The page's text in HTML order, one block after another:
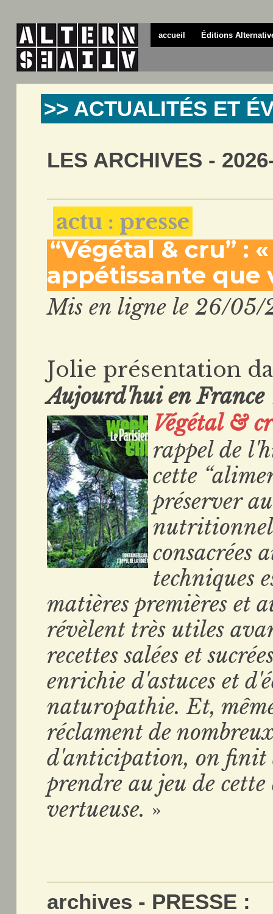
accueil Éditions
>> ACTUALITÉS ET
LES ARCHIVES -
actu : presse
“Végétal & cru” :
appétissante que
Mis en ligne le 26/05/
Jolie présentation
Aujourd'hui en France
Végétal &
rappel de
cette
préserver
consacrées
techniques
matières premières et
révèlent très utiles
recettes salées et
enrichie d'astuces et
naturopathie. Et,
réclament de
d'anticipation, on finit
prendre au jeu de
vertueuse. »
archives - PRESSE :